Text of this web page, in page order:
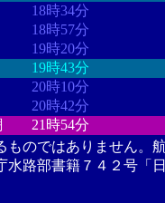
18時34分
18時57分
19時20分
19時43分
20時10分
20時42分
21時54分
ものではありません。
水路部書籍７４２号「